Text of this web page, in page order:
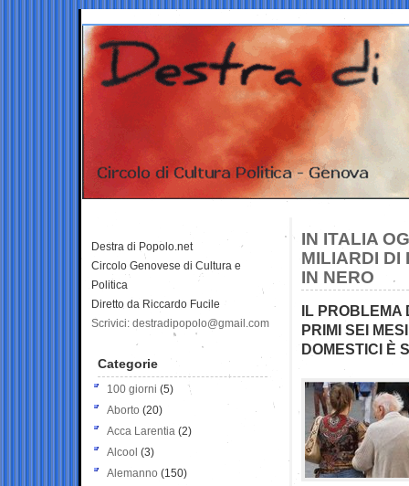
IN ITALIA
MILIARDI DI
IN NERO
IL PROBLEMA
PRIMI SEI
DOMESTICI È
Destra di Popolo.net
Circolo Genovese di Cultura e
Politica
Diretto da Riccardo Fucile
Scrivici: destradipopolo@gmail.com
Categorie
100 giorni (5)
Aborto (20)
Acca Larentia (2)
Alcool (3)
Alemanno (150)